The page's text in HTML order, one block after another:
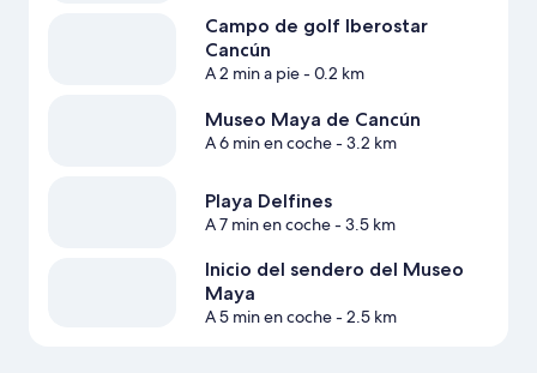
Campo de golf Iberostar
Cancún
A 2 min a pie- 0.2 km
Museo Maya de Cancún
A 6 min en coche- 3.2 km
Playa Delfines
A 7 min en coche- 3.5 km
Inicio del sendero del Museo
Maya
A 5 min en coche- 2.5 km